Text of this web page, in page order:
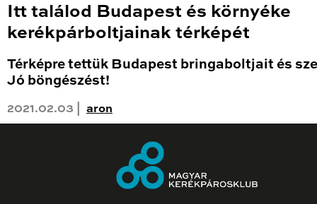
Itt találod Budapest és környéke
kerékpárboltjainak térképét
Térképre tettük Budapest bringaboltjait és
Jó böngészést!
2021.02.03 | aron